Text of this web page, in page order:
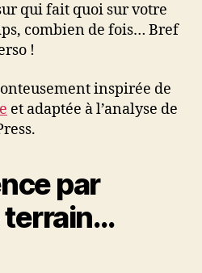
qui fait quoi sur votre
combien de fois… Bref
!
inspirée de
et adaptée à l’analyse de
par
terrain…